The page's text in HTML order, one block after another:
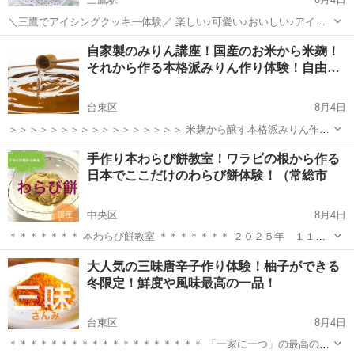
＼三鷹でアイシングクッキー体験／ 楽しい♪可愛い♪おいしい♪アイシ
ングクッキーを作ってみませんか？ 今回作るのは、白熊かき氷、グラ
ス、スプーン、プルメリアの4枚です🍧 ぷくぷくなフルーツのパーツ
を自由にデコレー...
千代田区 三鷹駅 お菓子 アイシング
自家製のみりん講座！国産のお米から米麹！
それから作る本格派みりん作り体験！自由…
台東区
8月4日
＞＞＞＞＞＞＞＞＞＞＞＞＞＞＞＞＞ 米麹から醸す本格派みりん作り
体験！ みりんを作ってみませんか？ そしてそのみりんで食卓を華やか
にしませんか？ みりんは和食の三大調味料の一つで昔から...
東京 台東区 料理 魚の
手作り本わらび餅教室！ワラビの根から作る
日本でここだけのわらび餅体験！（常総市
中央区
8月4日
＊＊＊＊＊＊＊ 本わらび餅教室 ＊＊＊＊＊＊＊ ２０２５年 １１
月〜４月の期間開催！ 興味がある方は是非。 ＊＊＊＊＊＊＊＊＊＊＊
＊＊＊ わらび餅の時期がやってきました！ 多くの人が大好...
東京 中央区 料理 山菜
大人気の三味唐辛子作り体験！柚子ができる
冬限定！鮮度や風味最高の一品！
台東区
8月4日
＊＊＊＊＊＊＊＊＊＊＊＊＊＊＊＊＊＊＊ 「一家に一つ」の最高の薬